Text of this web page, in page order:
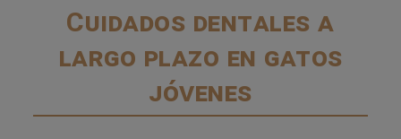
Cuidados dentales a
largo plazo en gatos
jóvenes